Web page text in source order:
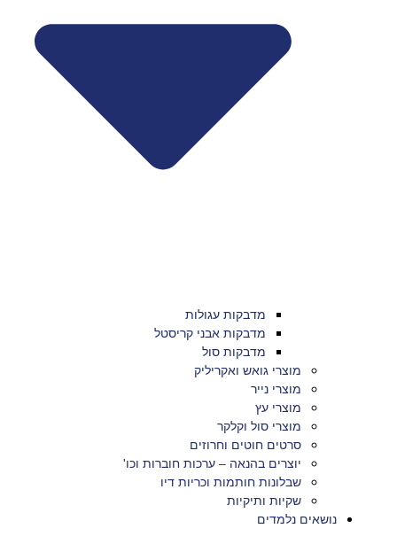
מדבקות עגולות
מדבקות אבני קריסטל
מדבקות סול
מוצרי גואש ואקריליק
מוצרי נייר
מוצרי עץ
מוצרי סול וקלקר
סרטים חוטים וחרוזים
יוצרים בהנאה – ערכות חוברות וכו'
שבלונות חותמות וכריות דיו
שקיות ותיקיות
נושאים נלמדים